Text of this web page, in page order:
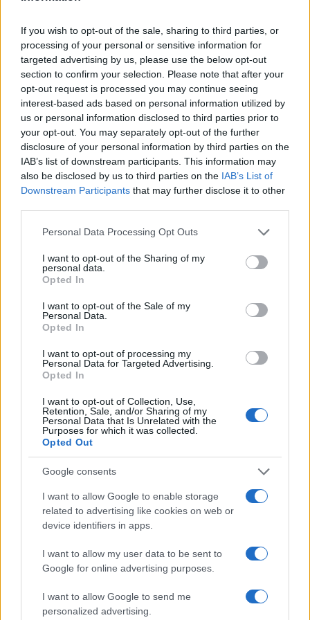
If you wish to opt-out of the sale, sharing to third parties, or
processing of your personal or sensitive information for
targeted advertising by us, please use the below opt-out
section to confirm your selection. Please note that after your
opt-out request is processed you may continue seeing
interest-based ads based on personal information utilized by
us or personal information disclosed to third parties prior to
your opt-out. You may separately opt-out of the further
disclosure of your personal information by third parties on the
IAB’s list of downstream participants. This information may
also be disclosed by us to third parties on the IAB’s List of
Downstream Participants that may further disclose it to other
Please note that this website/app uses one or more Google
not limited to your visit or usage behaviour. You may click to
grant or deny consent to Google and its third-party tags to
use your data for below specified purposes in below Google
consent section.
Personal Data Processing Opt Outs
I want to opt-out of the Sharing of my
personal data.
Opted In
I want to opt-out of the Sale of my
Personal Data.
Opted In
I want to opt-out of processing my
Personal Data for Targeted Advertising.
Opted In
I want to opt-out of Collection, Use,
Retention, Sale, and/or Sharing of my
Personal Data that Is Unrelated with the
Purposes for which it was collected.
Opted Out
Google consents
I want to allow Google to enable storage
related to advertising like cookies on web or
device identifiers in apps.
I want to allow my user data to be sent to
Google for online advertising purposes.
I want to allow Google to send me
personalized advertising.
μίλησε στα ΜΜΕ για την 22χρονη, εδώ και δυο
μέρες δεν απαντάει στο κινητό της.
Ο πατέρας της Αρετής, επικοινώνησε για
τελευταία φορά με το συγκεκριμένο πρόσωπο,
όταν έψαχνε την κόρη του και αυτή δεν έδινε
σημεία ζωής. Τότε, είχε ζητήσει από τη φίλη της
να πάει στο σπίτι της για να δει τι συμβαίνει. Αυτή
πήγε, της χτύπησε την πόρτα, τη φώναζε, αλλά η
Αρετή δεν της απαντούσε. Μέσα από το σπίτι
άκουγε το κινητό της Αρετής να χτυπάει και τότε
κατάλαβε ότι κάτι δεν πήγαινε καλά και
ειδοποίησε τις αρχές. Στο σημείο έφτασε η
αστυνομία με έναν κλειδαρά και λίγη ώρα
αργότερα αποκαλύφθηκε ο τραγικός θάνατος
της 22χρονης. Έκτοτε, ο πατέρας δεν έχει
καταφέρει να επικοινωνήσει ξανά με το
στις κλήσεις που δέχεται στο κινητό του.
“Δεν μας τηλεφώνησε για να μας συλλυπηθεί,
δεν ήρθε ούτε στην κηδεία της” λέει ο πατέρας
της φοιτήτριας.
Σχετικά με το σημείωμα που βρέθηκε στο
διαμέρισμα της Αρετής, μετά το θάνατό της, ο
πατέρας της αναφέρει ότι του το διάβασαν οι
σημείωμα η Αρετή δεν ήθελε να συνεχίσει τη